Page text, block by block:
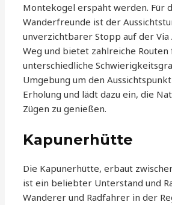
Montekogel erspäht werden. Für
Wanderfreunde ist der
unverzichtbarer Stopp auf der
Weg und bietet zahlreiche Routen
unterschiedliche
Umgebung um den
Erholung und lädt dazu ein, die
Zügen zu genießen.
Kapunerhütte
Die Kapunerhütte, erbaut
ist ein beliebter Unterstand und
Wanderer und Radfahrer in der